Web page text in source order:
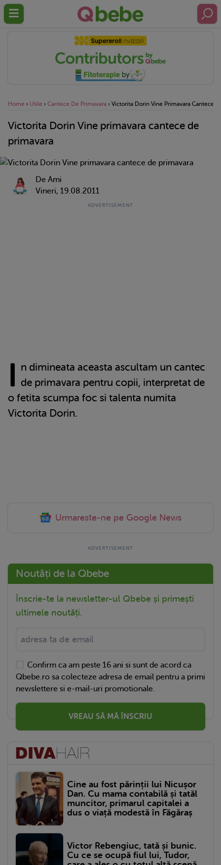
Home › Utile › Cantece De Primavara › Victorita Dorin Vine Primavara Cantece
Victorita Dorin Vine primavara cantece de
primavara
De Ami
Vineri, 19.08.2011
I n dimineata aceasta ascultam un cantec
de primavara pentru copii, interpretat de
o fetita scumpa foc si talenta numita
Victorita Dorin.
Urmareste-ne pe Google News
Noutăți de la Qbebe
Înscrie-te la newsletter-ul Qbebe și primești
ultimele noutăți.
Confirm ca am peste 16 ani si sunt de acord ca
Qbebe.ro sa colecteze adresa de email pentru a primi
newslettere si e-mail-uri promotionale.
VREAU SĂ MĂ ÎNSCRIU
Cine au fost părinții lui Nicușor
Dan. Cu mama contabilă și tatăl
muncitor, primarul capitalei a
dus o viață modestă în Făgăraș
Victor Rebengiuc, tată și bunic.
Cu ce se ocupă fiul lui, Tudor,